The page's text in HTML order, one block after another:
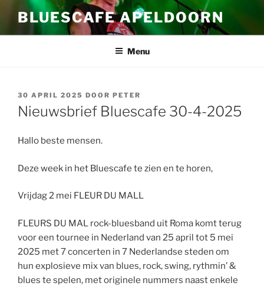
de
BLUESCAFE APELDOORN
Menu
GEPLAATST
OP
30 APRIL 2025 DOOR PETER
Nieuwsbrief Bluescafe 30-4-2025
Hallo beste mensen.
Deze week in het Bluescafe te zien en te horen,
Vrijdag 2 mei FLEUR DU MALL
FLEURS DU MAL rock-bluesband uit Roma komt terug
voor een tournee in Nederland van 25 april tot 5 mei
2025 met 7 concerten in 7 Nederlandse steden om
hun explosieve mix van blues, rock, swing, rythmin’ &
blues te spelen, met originele nummers naast enkele